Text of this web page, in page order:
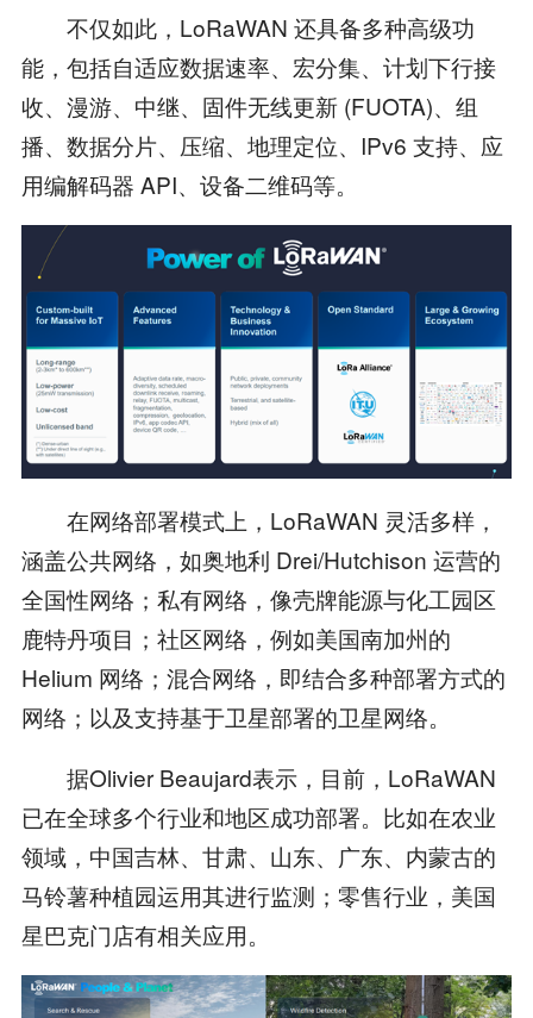
不仅如此，LoRaWAN 还具备多种高级功
能，包括自适应数据速率、宏分集、计划下行接
收、漫游、中继、固件无线更新 (FUOTA)、组
播、数据分片、压缩、地理定位、IPv6 支持、应
用编解码器 API、设备二维码等。
在网络部署模式上，LoRaWAN 灵活多样，
涵盖公共网络，如奥地利 Drei/Hutchison 运营的
全国性网络；私有网络，像壳牌能源与化工园区
鹿特丹项目；社区网络，例如美国南加州的
Helium 网络；混合网络，即结合多种部署方式的
网络；以及支持基于卫星部署的卫星网络。
据Olivier Beaujard表示，目前，LoRaWAN
已在全球多个行业和地区成功部署。比如在农业
领域，中国吉林、甘肃、山东、广东、内蒙古的
马铃薯种植园运用其进行监测；零售行业，美国
星巴克门店有相关应用。